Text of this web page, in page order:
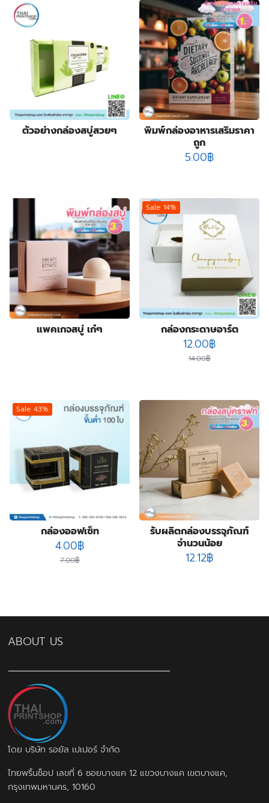
ซองกระดาษ
ซองฟอยล์
products
ถุงกระดาษ 7272
products
ถุงกระดาษสำเร็จรูป 22
products
ปฏิทิน
products
ป้ายกล่องไฟ 1414
products
ป้ายฉลุลาย
products
ป้ายธงญี่ปุ่น 44
products
พิมพ์สกรีนสินค้า 11
products
โบรชัวร์ แผ่นพับ ใบปลิว 1717
products
โปสการ์ด การ์ดแต่งงาน 1212
products
ตัวอย่างกล่องสบู่สวยๆ
พิมพ์กล่องอาหารเสริมราคา
ถูก
5.00฿
แพคเกจสบู่ เก๋ๆ
Sale 14%
กล่องกระดาษอาร์ต
14.00฿
Original
price
12.00฿Current
Sale 43%
กล่องออฟเซ็ท
7.00฿
Original
price
4.00฿Current
รับผลิตกล่องบรรจุภัณฑ์
จํานวนน้อย
12.12฿
ABOUT US
โดย บริษัท รอยัล เปเปอร์ จำกัด
ไทยพริ้นช็อป เลขที่ 6 ซอยบางแค 12 แขวงบางแค เขตบางแค,
กรุงเทพมหานคร, 10160